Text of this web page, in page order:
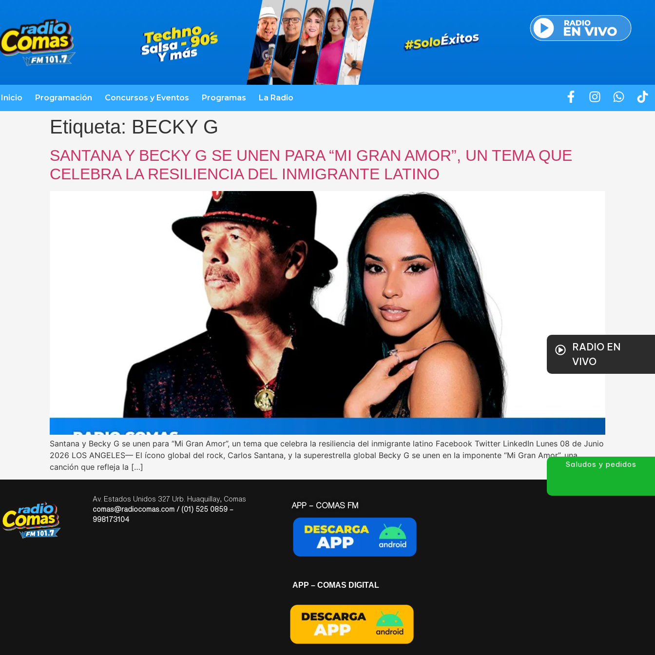
Inicio Programación Concursos y Eventos Programas La Radio
Etiqueta: BECKY G
SANTANA Y BECKY G SE UNEN PARA “MI GRAN AMOR”, UN TEMA QUE
CELEBRA LA RESILIENCIA DEL INMIGRANTE LATINO
Santana y Becky G se unen para “Mi Gran Amor”, un tema que celebra la resiliencia del inmigrante latino Facebook Twitter LinkedIn Lunes 08 de Junio
2026 LOS ANGELES— El ícono global del rock, Carlos Santana, y la superestrella global Becky G se unen en la imponente “Mi Gran Amor”, una
canción que refleja la […]
Av. Estados Unidos 327 Urb. Huaquillay, Comas
comas@radiocomas.com / (01) 525 0859 –
998173104
APP – COMAS FM
APP – COMAS DIGITAL
RADIO EN
VIVO
Saludos y pedidos